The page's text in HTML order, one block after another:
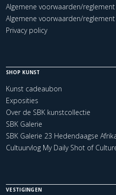
Algemene voorwaarden/
Algemene voorwaarden/
Privacy policy
SHOP KUNST
Kunst cadeaubon
Exposities
Over de SBK kunstcollectie
SBK Galerie
SBK Galerie 23 Hedendaagse
Cultuurvlog My Daily Shot of
VESTIGINGEN